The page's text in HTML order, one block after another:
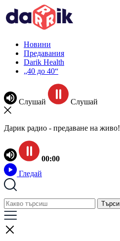
Новини
Предавания
Darik Health
„40 до 40“
Слушай Слушай
Дарик радио - предаване на живо!
00:00
Гледай